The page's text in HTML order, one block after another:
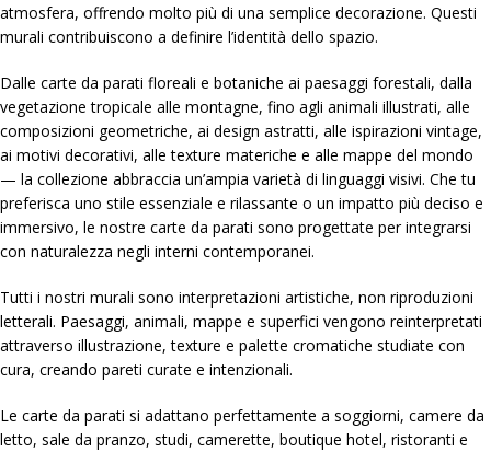
atmosfera, offrendo molto più di una semplice decorazione. Questi
murali contribuiscono a definire l’identità dello spazio.
Dalle carte da parati floreali e botaniche ai paesaggi forestali, dalla
vegetazione tropicale alle montagne, fino agli animali illustrati, alle
composizioni geometriche, ai design astratti, alle ispirazioni vintage,
ai motivi decorativi, alle texture materiche e alle mappe del mondo
— la collezione abbraccia un’ampia varietà di linguaggi visivi. Che tu
preferisca uno stile essenziale e rilassante o un impatto più deciso e
immersivo, le nostre carte da parati sono progettate per integrarsi
con naturalezza negli interni contemporanei.
Tutti i nostri murali sono interpretazioni artistiche, non riproduzioni
letterali. Paesaggi, animali, mappe e superfici vengono reinterpretati
attraverso illustrazione, texture e palette cromatiche studiate con
cura, creando pareti curate e intenzionali.
Le carte da parati si adattano perfettamente a soggiorni, camere da
letto, sale da pranzo, studi, camerette, boutique hotel, ristoranti e